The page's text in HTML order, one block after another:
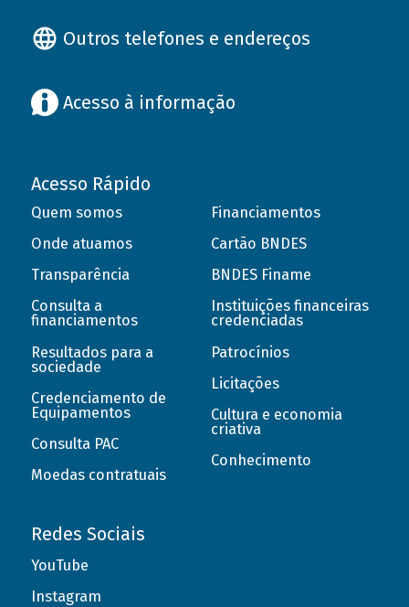
Outros telefones e endereços
Acesso à informação
Acesso Rápido
Quem somos
Onde atuamos
Transparência
Consulta a
financiamentos
Resultados para a
sociedade
Credenciamento de
Equipamentos
Consulta PAC
Moedas contratuais
Financiamentos
Cartão BNDES
BNDES Finame
Instituições financeiras
credenciadas
Patrocínios
Licitações
Cultura e economia
criativa
Conhecimento
Redes Sociais
YouTube
Instagram